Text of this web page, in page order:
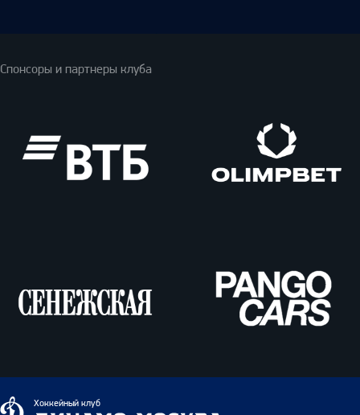
Спонсоры и партнеры клуба
Cars
ДинамоХоккейный клуб